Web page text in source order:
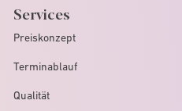
Services
Preiskonzept
Terminablauf
Qualität